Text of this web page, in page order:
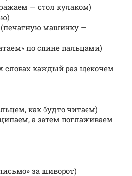
— стол кулаком)
машинку —
по спине пальцами)
словах каждый раз щекочем
как будто читаем)
а затем поглаживаем
за шиворот)